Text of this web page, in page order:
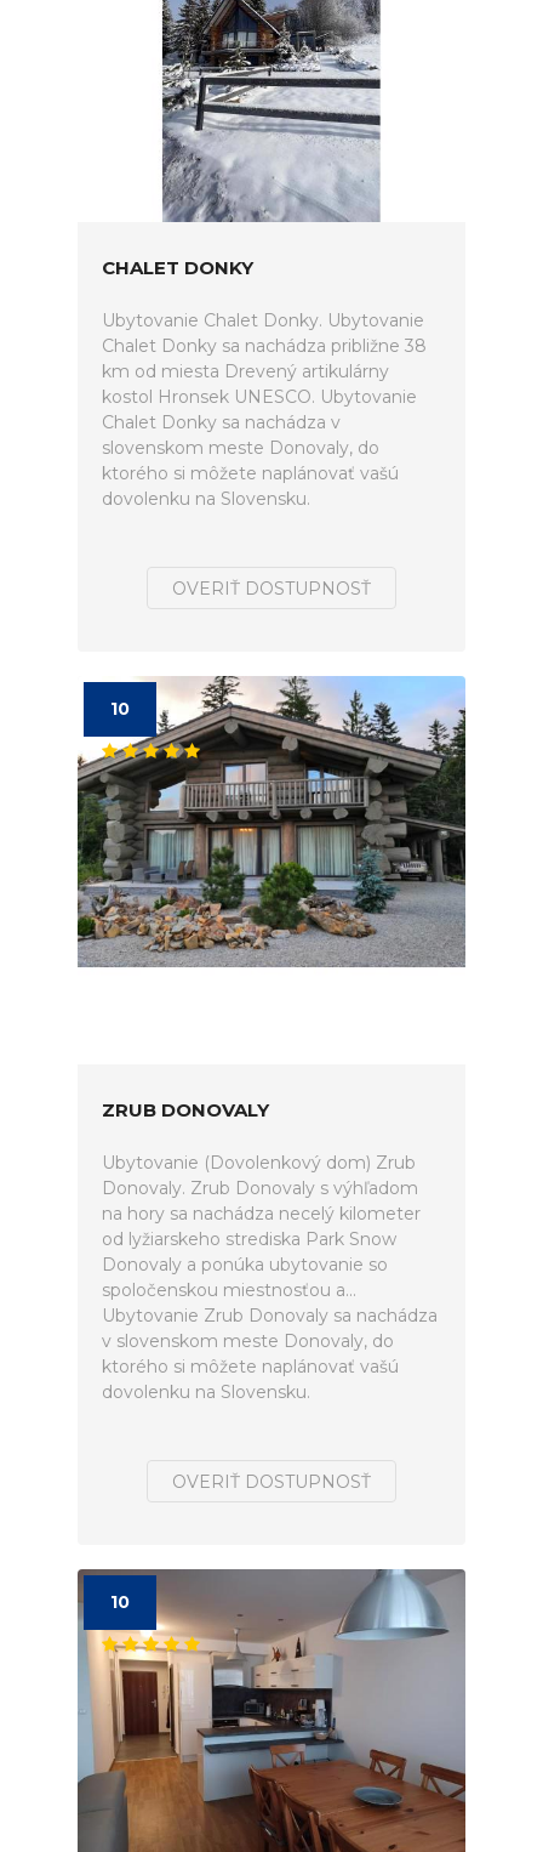
CHALET DONKY
Ubytovanie Chalet Donky. Ubytovanie
Chalet Donky sa nachádza približne 38
km od miesta Drevený artikulárny
kostol Hronsek UNESCO. Ubytovanie
Chalet Donky sa nachádza v
slovenskom meste Donovaly, do
ktorého si môžete naplánovať vašú
dovolenku na Slovensku.
OVERIŤ DOSTUPNOSŤ
10
ZRUB DONOVALY
Ubytovanie (Dovolenkový dom) Zrub
Donovaly. Zrub Donovaly s výhľadom
na hory sa nachádza necelý kilometer
od lyžiarskeho strediska Park Snow
Donovaly a ponúka ubytovanie so
spoločenskou miestnosťou a...
Ubytovanie Zrub Donovaly sa nachádza
v slovenskom meste Donovaly, do
ktorého si môžete naplánovať vašú
dovolenku na Slovensku.
OVERIŤ DOSTUPNOSŤ
10